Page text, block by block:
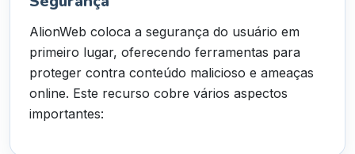
AlionWeb coloca a segurança do usuário em
primeiro lugar, oferecendo ferramentas para
proteger contra conteúdo malicioso e ameaças
online. Este recurso cobre vários aspectos
importantes: